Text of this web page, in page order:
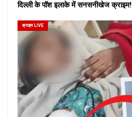
दिल्ली के पॉश इलाके में सनसनीखेज क्राइम!
क्राइम LIVE